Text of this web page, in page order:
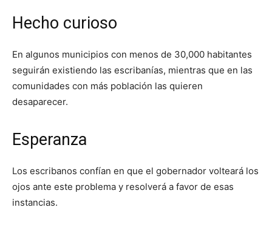
Hecho curioso
En algunos municipios con menos de 30,000 habitantes
seguirán existiendo las escribanías, mientras que en las
comunidades con más población las quieren
desaparecer.
Esperanza
Los escribanos confían en que el gobernador volteará los
ojos ante este problema y resolverá a favor de esas
instancias.